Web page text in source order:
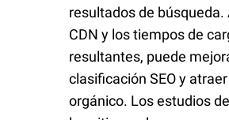
resultados de búsqueda.
CDN y los tiempos de
resultantes, puede
clasificación SEO y
orgánico. Los estudios